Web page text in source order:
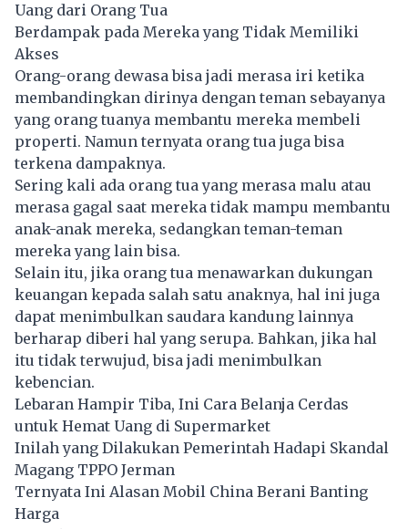
Uang dari Orang Tua
Berdampak pada Mereka yang Tidak Memiliki
Akses
Orang-orang dewasa bisa jadi merasa iri ketika
membandingkan dirinya dengan teman sebayanya
yang orang tuanya membantu mereka membeli
properti. Namun ternyata orang tua juga bisa
terkena dampaknya.
Sering kali ada orang tua yang merasa malu atau
merasa gagal saat mereka tidak mampu membantu
anak-anak mereka, sedangkan teman-teman
mereka yang lain bisa.
Selain itu, jika orang tua menawarkan dukungan
keuangan kepada salah satu anaknya, hal ini juga
dapat menimbulkan saudara kandung lainnya
berharap diberi hal yang serupa. Bahkan, jika hal
itu tidak terwujud, bisa jadi menimbulkan
kebencian.
Lebaran Hampir Tiba, Ini Cara Belanja Cerdas
untuk Hemat Uang di Supermarket
Inilah yang Dilakukan Pemerintah Hadapi Skandal
Magang TPPO Jerman
Ternyata Ini Alasan Mobil China Berani Banting
Harga